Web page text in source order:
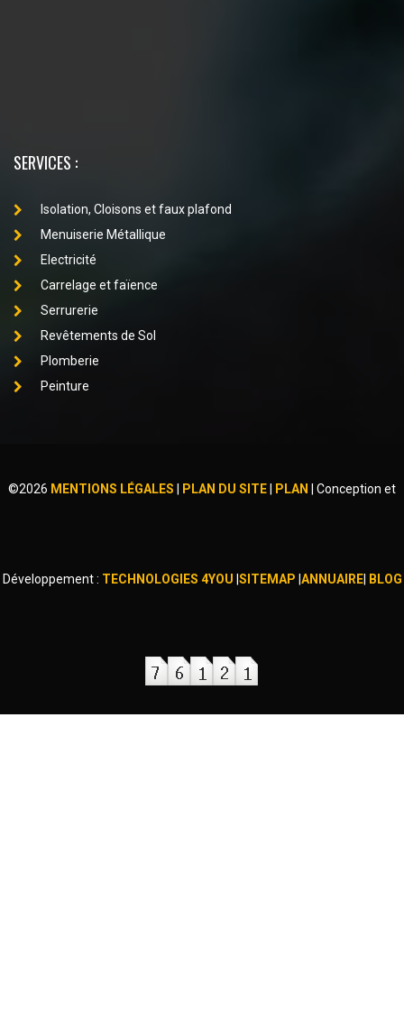
SERVICES :
Isolation, Cloisons et faux plafond
Menuiserie Métallique
Electricité
Carrelage et faïence
Serrurerie
Revêtements de Sol
Plomberie
Peinture
©2026 MENTIONS LÉGALES PLAN DU SITE PLAN Conception et
Développement : TECHNOLOGIES 4YOU SITEMAP ANNUAIRE| BLOG